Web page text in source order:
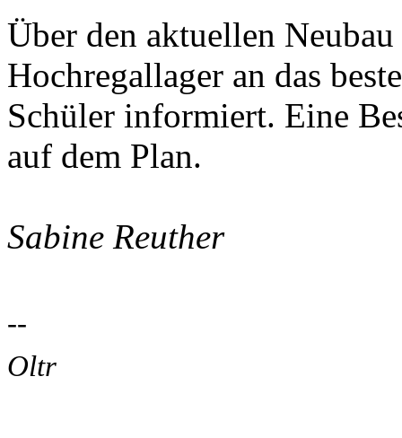
Über den aktuellen
Hochregallager an das
Schüler informiert. Eine
auf dem Plan.
Sabine Reuther
--
Oltr